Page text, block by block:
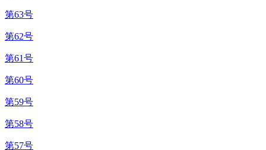
第63号
第62号
第61号
第60号
第59号
第58号
第57号